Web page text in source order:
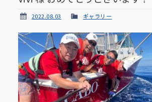
2022.08.03 ギャラリー